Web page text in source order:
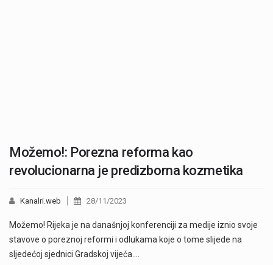
Možemo!: Porezna reforma kao
revolucionarna je predizborna kozmetika
Kanalri.web 28/11/2023
Možemo! Rijeka je na današnjoj konferenciji za medije iznio svoje
stavove o poreznoj reformi i odlukama koje o tome slijede na
sljedećoj sjednici Gradskoj vijeća.…